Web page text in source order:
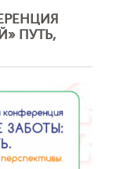
ПУТЬ,